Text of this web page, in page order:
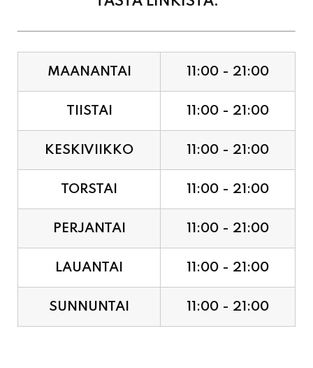
TIISTAI 11:00 - 21:00
KESKIVIIKKO 11:00 - 21:00
TORSTAI 11:00 - 21:00
PERJANTAI 11:00 - 21:00
LAUANTAI 11:00 - 21:00
SUNNUNTAI 11:00 - 21:00